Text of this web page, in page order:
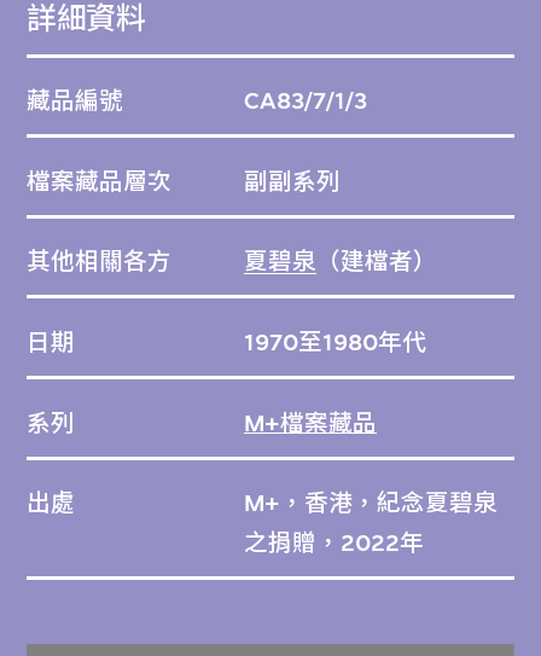
詳細資料
藏品編號 CA83/7/1/3
檔案藏品層次 副副系列
其他相關各方 夏碧泉 （建檔者）
日期 1970至1980年代
系列 M+檔案藏品
出處
M+，香港，紀念夏碧泉
之捐贈，2022年